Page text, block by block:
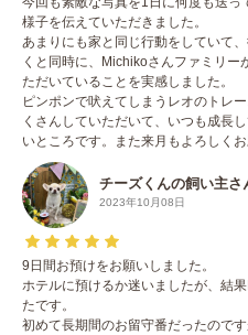
様子を伝えていただきました。
あまりにも家と同じ行動をしていて
くと同時に、Michikoさんファミリ
ただいていることを実感しました。
ピンポンで吠えてしまうレオのトレ
くさんしていただいて、いつも成長
いところです。また来月もよろしく
チーズくんの飼い主さ
2023年10月08日
9日間お預けをお願いしました。
ホテルに預けるか迷いましたが、結
たです。
初めて長期間のお留守番だったので